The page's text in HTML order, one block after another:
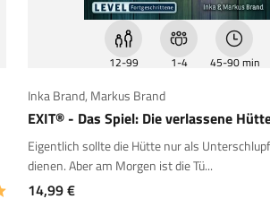
12-99 1-4 45-90 min
Inka Brand, Markus Brand
EXIT® - Das Spiel: Die verlassene
Eigentlich sollte die Hütte nur als
dienen. Aber am Morgen ist die Tü...
Angebot
14,99 €